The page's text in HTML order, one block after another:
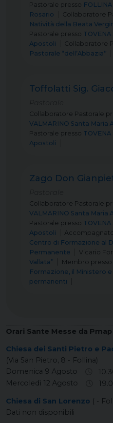
Pastorale presso
Rosario
Collaboratore
Natività della Beata
Pastorale presso
Apostoli
Collaboratore
Pastorale “dell’Abbazia”
Toffolatti Sig.
Collaboratore Pastorale
VALMARINO Santa Maria
Pastorale presso
Apostoli
Zago Don
Collaboratore Pastorale
VALMARINO Santa Maria
Pastorale presso
Apostoli
Centro di Formazione al
Permanente
Vicario
Vallata”
Membro presso
Formazione, il Ministero
permanenti
Orari Sante Messe da Pmap
Chiesa dei Santi Pietro e
(Via San Pietro, 8 - Follina)
Domenica 9 Agosto
Mercoledì 12 Agosto
Chiesa di San Lorenzo ( -
Dati non disponibili